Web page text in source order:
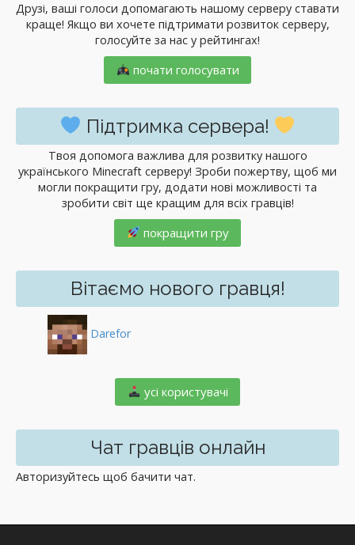
Друзі, ваші голоси допомагають нашому серверу ставати
краще! Якщо ви хочете підтримати розвиток серверу,
голосуйте за нас у рейтингах!
почати голосувати
Підтримка сервера!
Твоя допомога важлива для розвитку нашого
українського Minecraft серверу! Зроби пожертву, щоб ми
могли покращити гру, додати нові можливості та
зробити світ ще кращим для всіх гравців!
покращити гру
Вітаємо нового гравця!
Darefor
️ усі користувачі
Чат гравців онлайн
Авторизуйтесь щоб бачити чат.